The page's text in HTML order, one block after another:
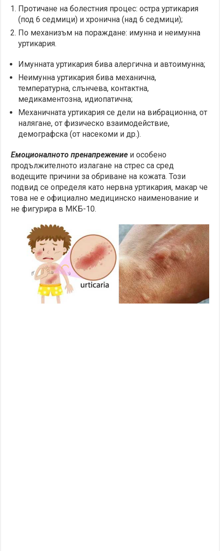
Протичане на болестния процес: остра уртикария
(под 6 седмици) и хронична (над 6 седмици);
По механизъм на пораждане: имунна и неимунна
уртикария.
Имунната уртикария бива алергична и автоимунна;
Неимунна уртикария бива механична,
температурна, слънчева, контактна,
медикаментозна, идиопатична;
Механичната уртикария се дели на вибрационна, от
налягане, от физическо взаимодействие,
демографска (от насекоми и др.).
Емоционалното пренапрежение и особено
продължителното излагане на стрес са сред
водещите причини за обриване на кожата. Този
подвид се определя като нервна уртикария, макар че
това не е официално медицинско наименование и
не фигурира в МКБ-10.